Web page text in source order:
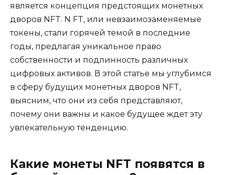
является концепция предстоящих монетных
дворов NFT. N FT, или невзаимозаменяемые
токены, стали горячей темой в последние
годы, предлагая уникальное право
собственности и подлинность различных
цифровых активов. В этой статье мы углубимся
в сферу будущих монетных дворов NFT,
выясним, что они из себя представляют,
почему они важны и какое будущее ждет эту
увлекательную тенденцию.
Какие монеты NFT появятся в